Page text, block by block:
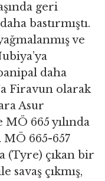
geri
bastırmıştı.
ve
daha
Firavun olarak
Asur
665 yılında
665-657
(Tyre) çıkan bir
savaş çıkmış,